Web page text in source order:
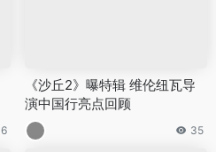
《沙丘2》曝特辑 维伦纽瓦导
演中国行亮点回顾
35